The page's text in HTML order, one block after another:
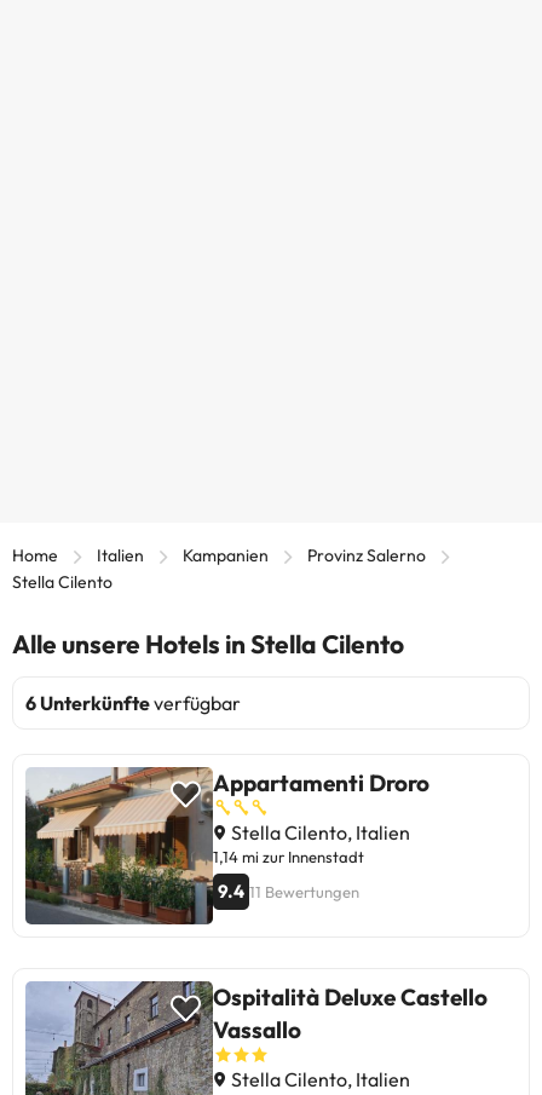
Home Italien Kampanien
Provinz Salerno
Stella Cilento
Alle unsere Hotels in Stella Cilento
6 Unterkünfteverfügbar
Appartamenti Droro
Stella Cilento, Italien
1,14 mi zur Innenstadt
9.4 11 Bewertungen
Ospitalità Deluxe Castello
Vassallo
Stella Cilento, Italien